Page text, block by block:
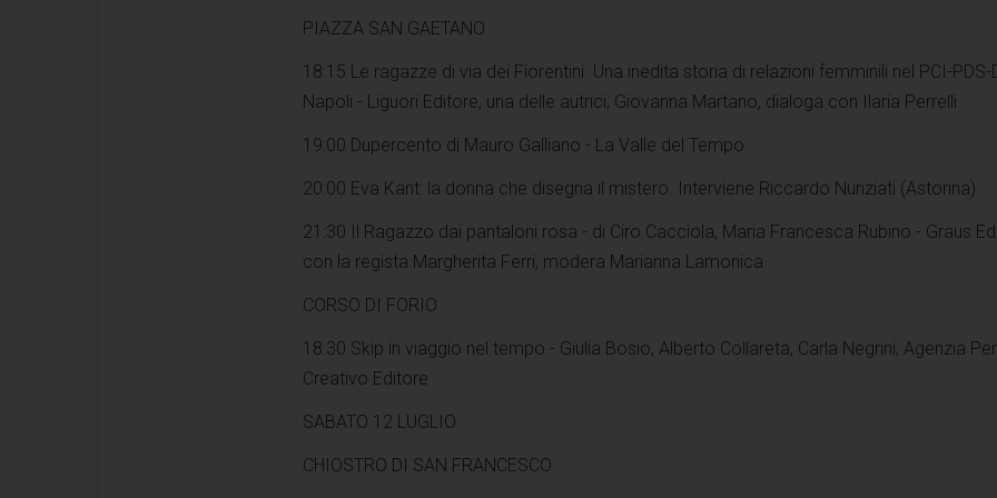
PIAZZA SAN GAETANO
18:15 Le ragazze di via dei Fiorentini. Una inedita storia di relazioni femminili nel PCI-PDS-
Napoli - Liguori Editore, una delle autrici, Giovanna Martano, dialoga con Ilaria Perrelli
19:00 Dupercento di Mauro Galliano - La Valle del Tempo
20:00 Eva Kant: la donna che disegna il mistero. Interviene Riccardo Nunziati (Astorina)
21:30 Il Ragazzo dai pantaloni rosa - di Ciro Cacciola, Maria Francesca Rubino - Graus
con la regista Margherita Ferri, modera Marianna Lamonica
CORSO DI FORIO
18:30 Skip in viaggio nel tempo - Giulia Bosio, Alberto Collareta, Carla Negrini, Agenzia
Creativo Editore
SABATO 12 LUGLIO
CHIOSTRO DI SAN FRANCESCO